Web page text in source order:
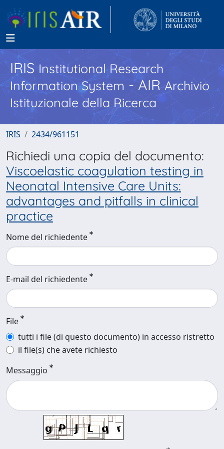
IRISInstitutional Research
Information System - AIR Archivio
Istituzionale della Ricerca
IRIS 2434/961151
Richiedi una copia del documento:
Viscoelastic coagulation testing in
Neonatal Intensive Care Units:
advantages and pitfalls in clinical
practice
Nome del richiedente
E-mail del richiedente
File
tutti i file (di questo documento) in accesso ristretto
il file(s) che avete richiesto
Messaggio